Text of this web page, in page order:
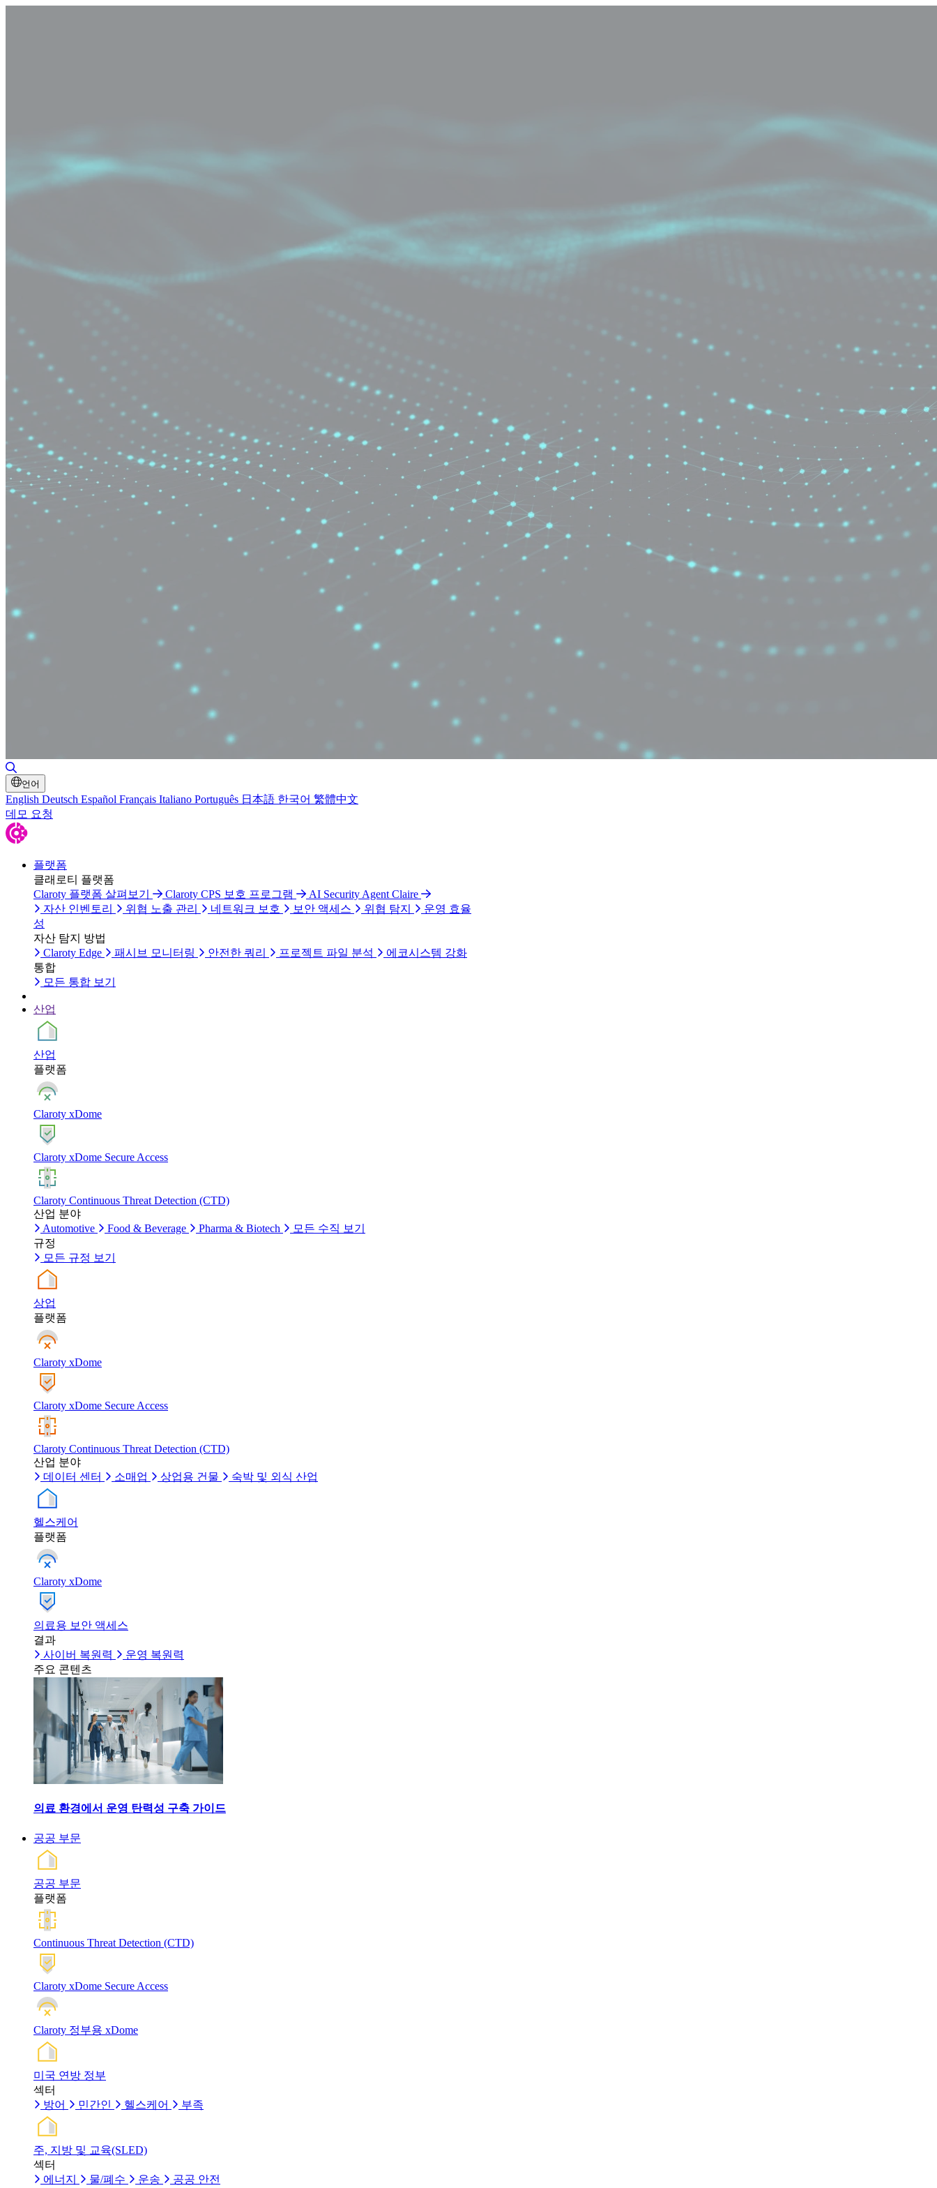
언어
English Deutsch Español Français Italiano Português 日本語 한국어 繁體中文
데모 요청
플랫폼
클래로티 플랫폼
Claroty 플랫폼 살펴보기
Claroty CPS 보호 프로그램
AI Security Agent Claire
자산 인벤토리
위협 노출 관리 네트워크 보호 보안 액세스 위협 탐지
운영 효율
성
자산 탐지 방법
Claroty Edge
패시브 모니터링 안전한 쿼리 프로젝트 파일 분석
에코시스템 강화
통합
모든 통합 보기
산업
산업
플랫폼
Claroty xDome
Claroty xDome Secure Access
Claroty Continuous Threat Detection (CTD)
산업 분야
Automotive
Food & Beverage Pharma & Biotech
모든 수직 보기
규정
모든 규정 보기
상업
플랫폼
Claroty xDome
Claroty xDome Secure Access
Claroty Continuous Threat Detection (CTD)
산업 분야
데이터 센터
소매업 상업용 건물 숙박 및 외식 산업
헬스케어
플랫폼
Claroty xDome
의료용 보안 액세스
결과
사이버 복원력
운영 복원력
주요 콘텐츠
의료 환경에서 운영 탄력성 구축 가이드
공공 부문
공공 부문
플랫폼
Continuous Threat Detection (CTD)
Claroty xDome Secure Access
Claroty 정부용 xDome
미국 연방 정부
섹터
방어
민간인 헬스케어 부족
주, 지방 및 교육(SLED)
섹터
에너지
물/폐수 운송 공공 안전